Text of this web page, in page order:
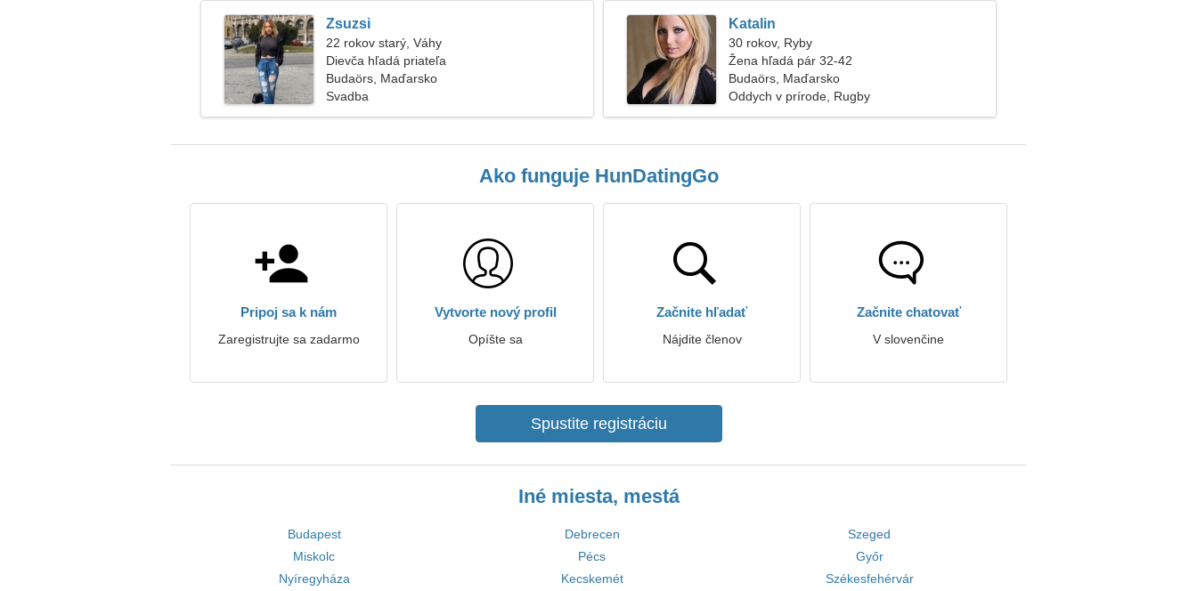
Zsuzsi
22 rokov starý, Váhy
Dievča hľadá priateľa
Budaörs, Maďarsko
Svadba
Katalin
30 rokov, Ryby
Žena hľadá pár 32-42
Budaörs, Maďarsko
Oddych v prírode, Rugby
Ako funguje HunDatingGo
Pripoj sa k nám
Zaregistrujte sa zadarmo
Vytvorte nový profil
Opíšte sa
Začnite hľadať
Nájdite členov
Začnite chatovať
V slovenčine
Spustite registráciu
Iné miesta, mestá
Budapest Debrecen
Szeged
Miskolc
Pécs
Győr
Nyíregyháza
Kecskemét Székesfehérvár